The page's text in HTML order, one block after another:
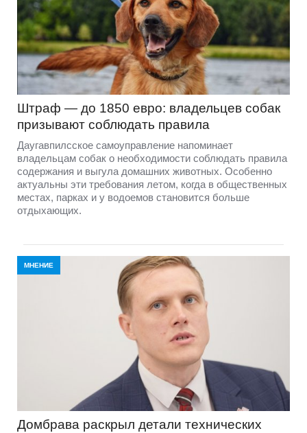
Штраф — до 1850 евро: владельцев собак
призывают соблюдать правила
Даугавпилсское самоуправление напоминает
владельцам собак о необходимости соблюдать правила
содержания и выгула домашних животных. Особенно
актуальны эти требования летом, когда в общественных
местах, парках и у водоемов становится больше
отдыхающих.
МНЕНИЕ
Домбравa раскрыл детали технических